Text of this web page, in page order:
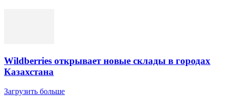
Wildberries открывает новые склады в городах
Казахстана
Загрузить больше